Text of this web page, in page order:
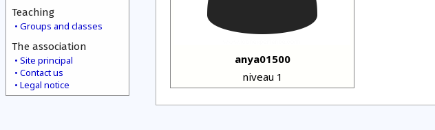
Teaching
Groups and classes
The association
Site principal
Contact us
Legal notice
anya01500
niveau 1